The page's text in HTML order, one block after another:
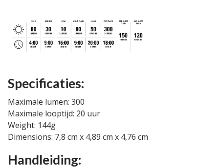
Specificaties:
Maximale lumen: 300
Maximale looptijd: 20 uur
Weight: 144g
Dimensions: 7,8 cm x 4,89 cm x 4,76 cm
Handleiding: